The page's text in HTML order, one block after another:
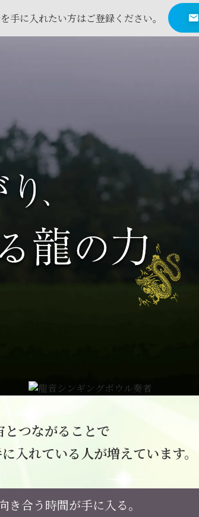
とつながることで
入れている人が増えています。
き合う時間が手に入る。
に入れたい方はご登録ください。